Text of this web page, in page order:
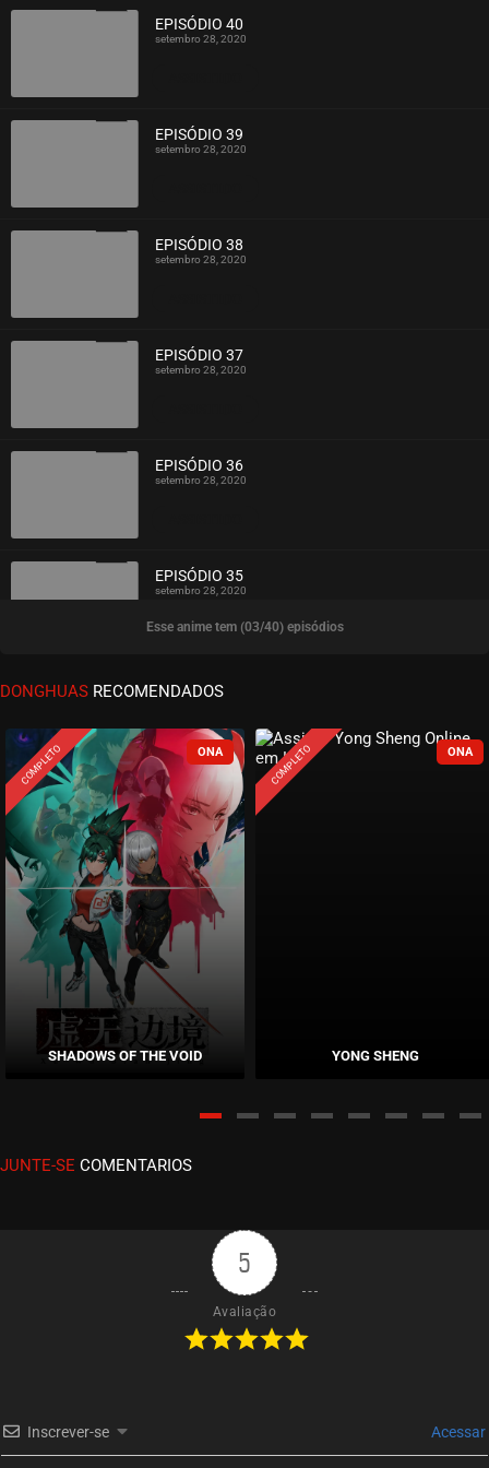
EPISÓDIO 40
setembro 28, 2020
EPISÓDIO 39
setembro 28, 2020
EPISÓDIO 38
setembro 28, 2020
EPISÓDIO 37
setembro 28, 2020
EPISÓDIO 36
setembro 28, 2020
ASSISTIDO
EPISÓDIO 35
setembro 28, 2020
ASSISTIDO
EPISÓDIO 34
ASSISTIDO
EPISÓDIO 33
setembro 28, 2020
EPISÓDIO 32
setembro 28, 2020
EPISÓDIO 31
setembro 28, 2020
ASSISTIDO
EPISÓDIO 29
setembro 28, 2020
EPISÓDIO 28
EPISÓDIO 27
Esse anime tem (03/40) episódios
DONGHUAS RECOMENDADOS
COMPLETO
SHADOWS OF THE VOID
COMPLETO
YONG SHENG
JUNTE-SE COMENTARIOS
5
Avaliação
Inscrever-se Acessar